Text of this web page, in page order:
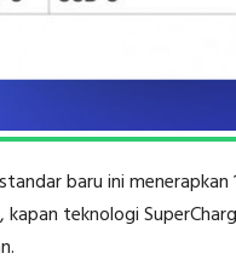
baru ini
teknologi